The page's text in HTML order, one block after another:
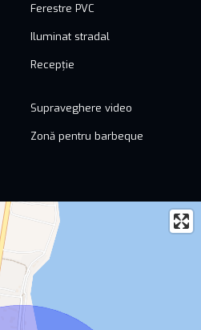
Ferestre PVC
Iluminat stradal
Recepție
Supraveghere video
Zonă pentru barbeque